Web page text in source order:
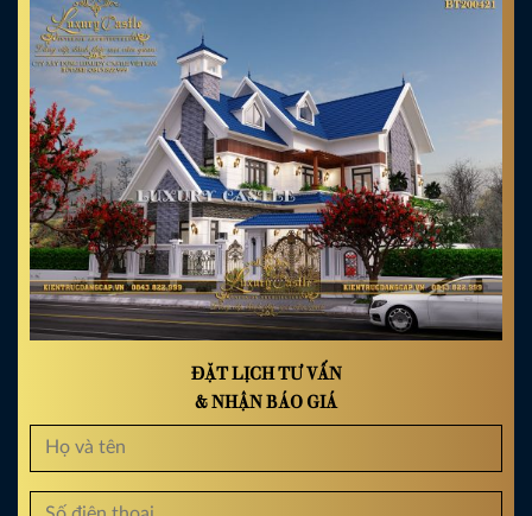
ĐẶT LỊCH TƯ VẤN
& NHẬN BÁO GIÁ